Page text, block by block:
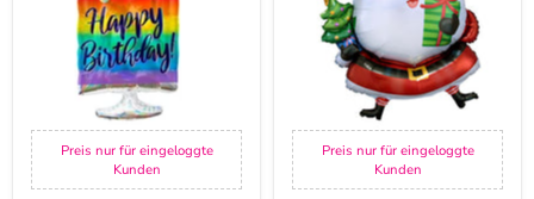
irisierend
cm
Preis nur für eingeloggte
Kunden
Preis nur für eingeloggte
Kunden